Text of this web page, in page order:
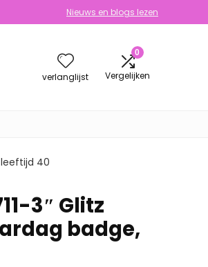
Nieuws en blogs lezen
verlanglijst
0
Vergelijken
leeftijd 40
3″ Glitz
badge,